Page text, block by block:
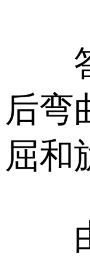
答
后弯
屈和
由